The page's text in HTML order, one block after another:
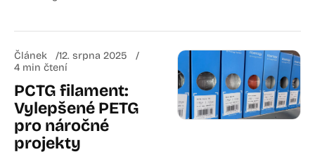
Článek
12. srpna 2025
4 min čtení
PCTG filament:
Vylepšené PETG
pro náročné
projekty